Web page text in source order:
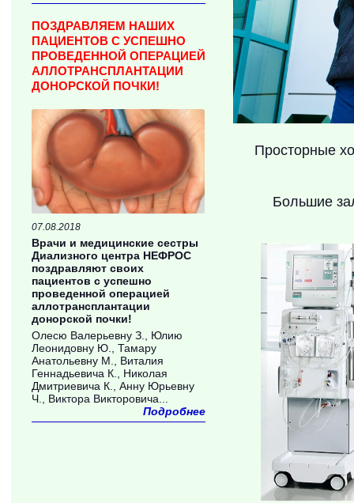
Просторные
Большие
ПОЗДРАВЛЯЕМ НАШИХ
ПАЦИЕНТОВ С УСПЕШНО
ПРОВЕДЕННОЙ ОПЕРАЦИЕЙ
АЛЛОТРАНСПЛАНТАЦИИ
ДОНОРСКОЙ ПОЧКИ!
07.08.2018
Врачи и медицинские сестры
Диализного центра НЕФРОС
поздравляют своих
пациентов с успешно
проведенной операцией
аллотрансплантации
донорской почки!
Олесю Валерьевну З., Юлию
Леонидовну Ю., Тамару
Анатольевну М., Виталия
Геннадьевича К., Николая
Дмитриевича К., Анну Юрьевну
Ч., Виктора Викторовича...
Подробнее